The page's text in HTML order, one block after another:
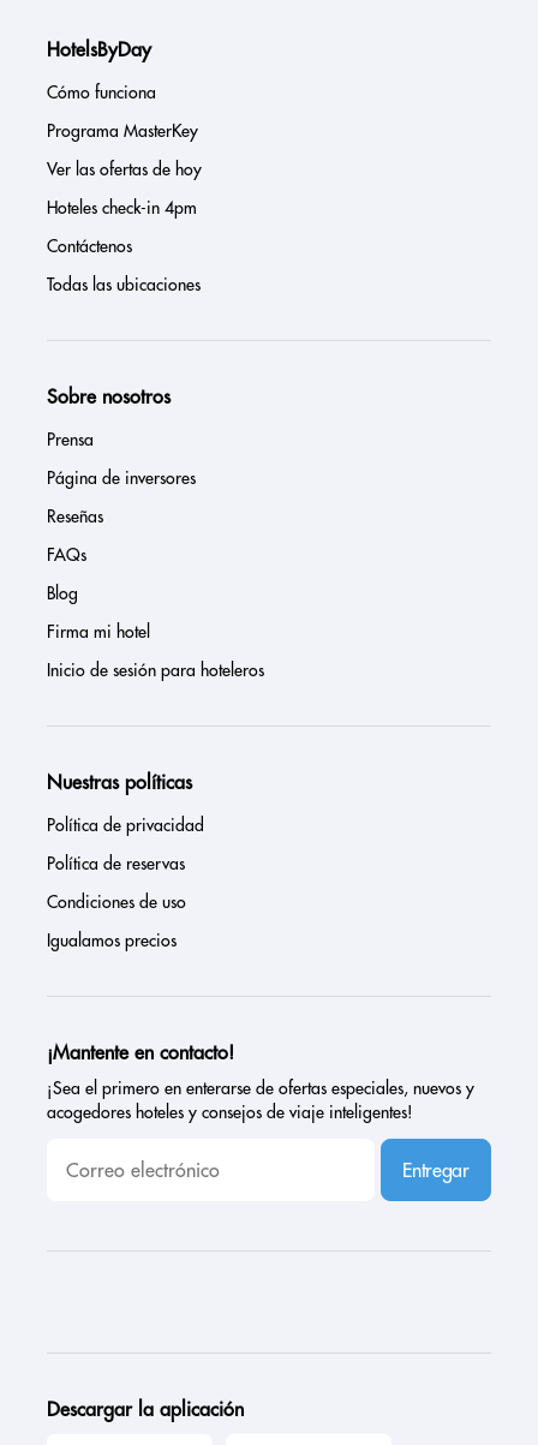
HotelsByDay
Cómo funciona
Programa MasterKey
Ver las ofertas de hoy
Hoteles check-in 4pm
Contáctenos
Todas las ubicaciones
Sobre nosotros
Prensa
Página de inversores
Reseñas
FAQs
Blog
Firma mi hotel
Inicio de sesión para hoteleros
Nuestras políticas
Política de privacidad
Política de reservas
Condiciones de uso
Igualamos precios
¡Mantente en contacto!
¡Sea el primero en enterarse de ofertas especiales, nuevos y
acogedores hoteles y consejos de viaje inteligentes!
Entregar
Descargar la aplicación